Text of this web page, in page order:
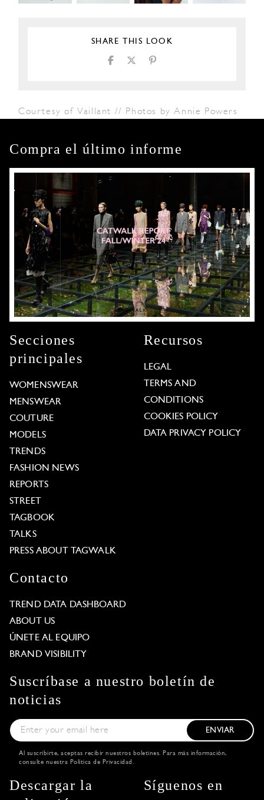
SHARE THIS LOOK
Courtesy of Vaillant // Photos by Annie Powers
Compra el último informe
Secciones
principales
WOMENSWEAR
MENSWEAR
COUTURE
MODELS
TRENDS
FASHION NEWS
REPORTS
STREET
TAGBOOK
TALKS
PRESS ABOUT TAGWALK
Recursos
LEGAL
TERMS AND
CONDITIONS
COOKIES POLICY
DATA PRIVACY POLICY
Contacto
TREND DATA DASHBOARD
ABOUT US
ÚNETE AL EQUIPO
BRAND VISIBILITY
Suscríbase a nuestro boletín de
noticias
ENVIAR
Al suscribirte, aceptas recibir nuestros boletines. Para más información,
consulte nuestra Política de Privacidad .
Descargar la
Síguenos en